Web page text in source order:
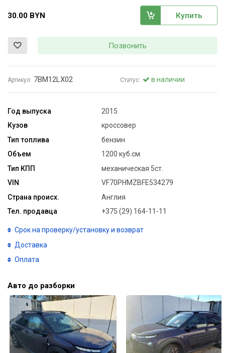
30.00 BYN Купить
Позвонить
Артикул: 7BM12LX02 Статус: в наличии
Год выпуска
2015
Кузов
кроссовер
Тип топлива
бензин
Объем
1200 куб.см.
Тип КПП
механическая 5ст.
VIN
VF70PHMZBFE534279
Страна происх.
Англия
Тел. продавца
+375 (29) 164-11-11
Срок на проверку/установку и возврат
Доставка
Оплата
Авто до разборки